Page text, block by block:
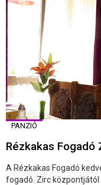
PANZIÓ
Rézkakas Fogadó
A Rézkakas Fogadó
fogadó. Zirc központjától